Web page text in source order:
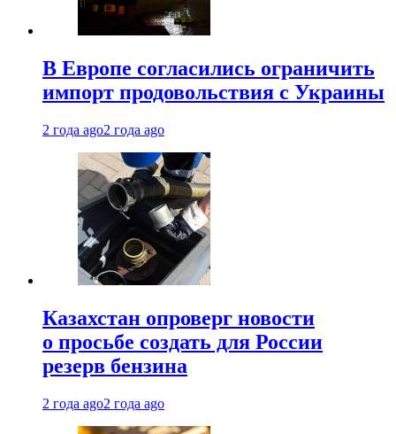
В Европе согласились ограничить
импорт продовольствия с Украины
2 года ago2 года ago
Казахстан опроверг новости
о просьбе создать для России
резерв бензина
2 года ago2 года ago